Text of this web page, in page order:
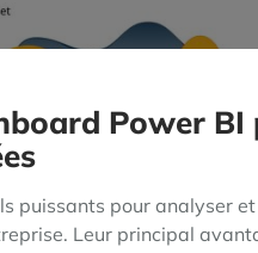
Power
puissants pour analyser
Leur principal